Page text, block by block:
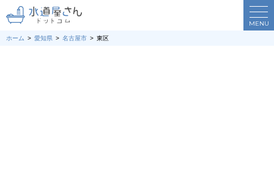
MENU
ホーム 愛知県 名古屋市 東区